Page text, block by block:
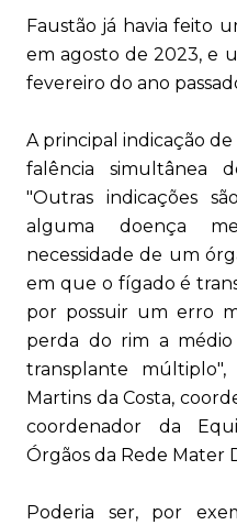
Faustão já havia feito
em agosto de 2023, e
fevereiro do ano
A principal indicação
falência simultânea
"Outras indicações
alguma doença
necessidade de um
em que o fígado é
por possuir um erro
perda do rim a
transplante
Martins da Costa,
coordenador da
Órgãos da Rede Mater
Poderia ser, por